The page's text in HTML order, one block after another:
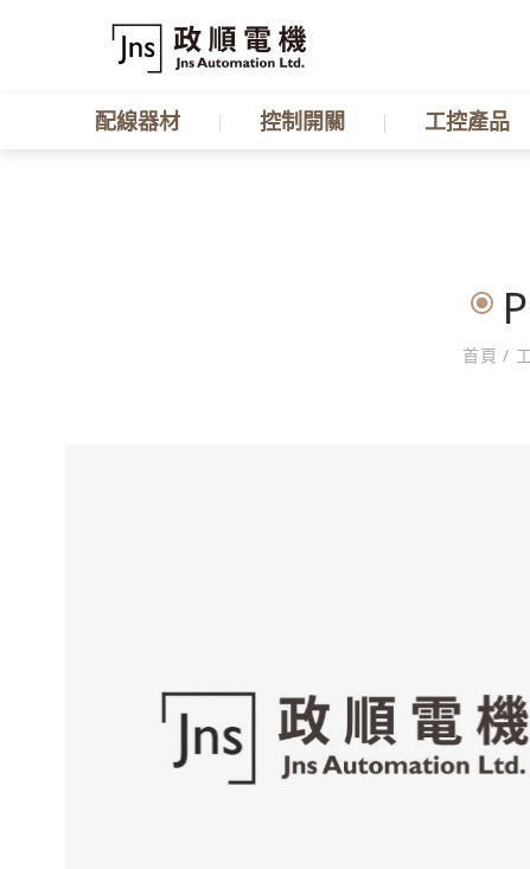
配線器材 控制開關 工控產品
首頁/